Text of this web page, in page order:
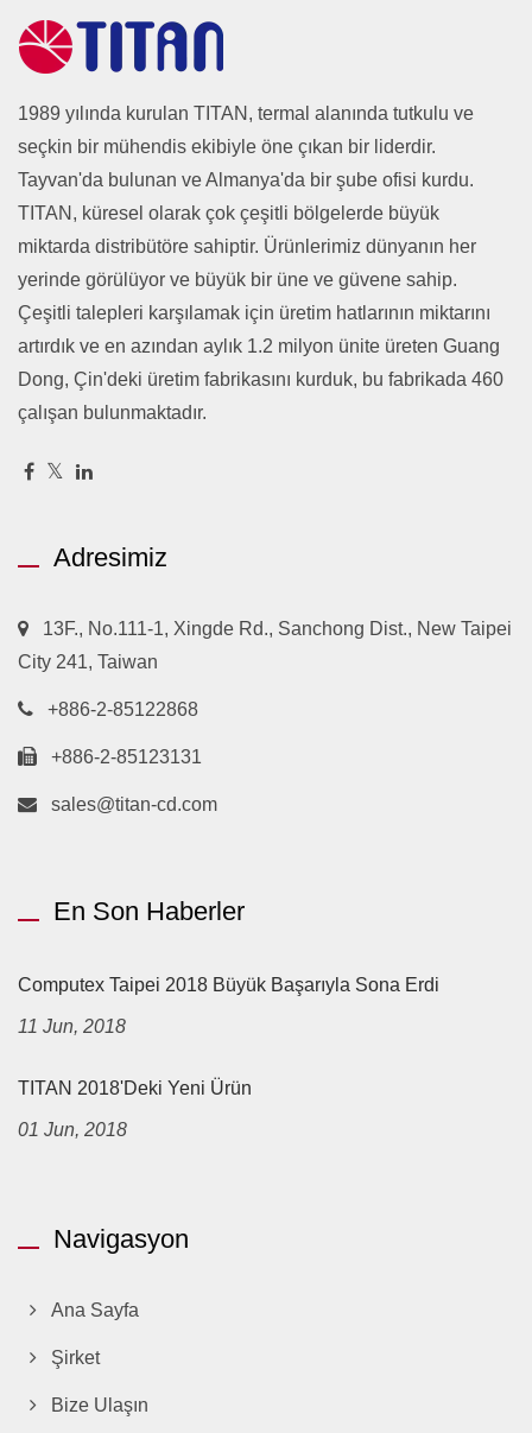
1989 yılında kurulan TITAN, termal alanında tutkulu ve
seçkin bir mühendis ekibiyle öne çıkan bir liderdir.
Tayvan'da bulunan ve Almanya'da bir şube ofisi kurdu.
TITAN, küresel olarak çok çeşitli bölgelerde büyük
miktarda distribütöre sahiptir. Ürünlerimiz dünyanın her
yerinde görülüyor ve büyük bir üne ve güvene sahip.
Çeşitli talepleri karşılamak için üretim hatlarının miktarını
artırdık ve en azından aylık 1.2 milyon ünite üreten Guang
Dong, Çin'deki üretim fabrikasını kurduk, bu fabrikada 460
çalışan bulunmaktadır.
Adresimiz
13F., No.111-1, Xingde Rd., Sanchong Dist., New Taipei
City 241, Taiwan
+886-2-85122868
+886-2-85123131
sales@titan-cd.com
En Son Haberler
Computex Taipei 2018 Büyük Başarıyla Sona Erdi
11 Jun, 2018
TITAN 2018'deki Yeni Ürün
01 Jun, 2018
Navigasyon
Ana Sayfa
Şirket
Bize Ulaşın